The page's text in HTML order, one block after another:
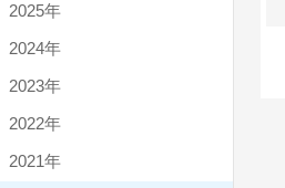
2025年
2024年
2023年
2022年
2021年